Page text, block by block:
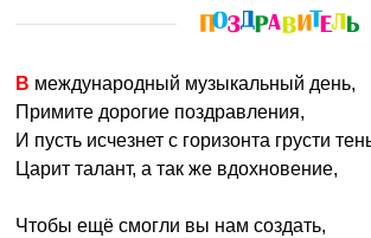
В международный музыкальный день,
Примите дорогие поздравления,
И пусть исчезнет с горизонта грусти
Царит талант, а так же вдохновение,
Чтобы ещё смогли вы нам создать,